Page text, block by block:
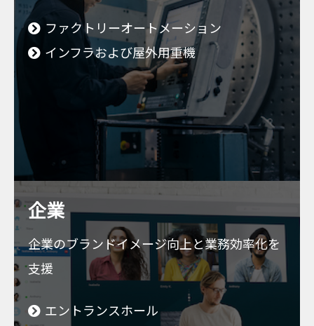
ファクトリーオートメーション
インフラおよび屋外用重機
企業
企業のブランドイメージ向上と業務効率化を
支援
エントランスホール